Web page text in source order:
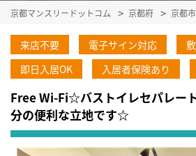
京都マンスリードットコム 京都府 京都
来店不要 電子サイン対応
即日入居OK
入居者保険あり
Free Wi-Fi☆バストイレセパレー
分の便利な立地です☆